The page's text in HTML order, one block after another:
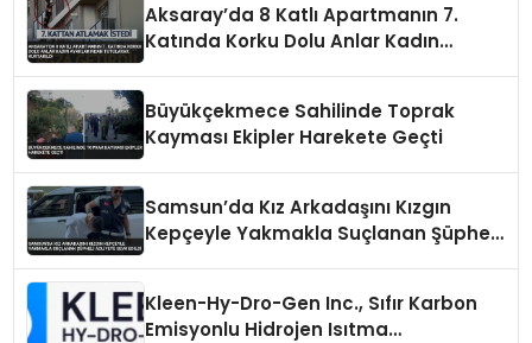
Aksaray’da 8 Katlı Apartmanın 7.
Katında Korku Dolu Anlar Kadın
Büyükçekmece Sahilinde Toprak
Kayması Ekipler Harekete Geçti
Samsun’da Kız Arkadaşını Kızgın
Kepçeyle Yakmakla Suçlanan Şüpheli
Kleen-Hy-Dro-Gen Inc., Sıfır Karbon
Emisyonlu Hidrojen Isıtma